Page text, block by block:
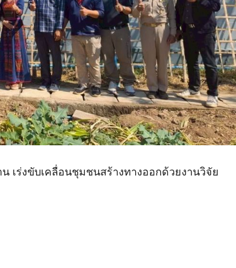
เร่งขับเคลื่อนชุมชนสร้างทางออกด้วยงานวิจัย